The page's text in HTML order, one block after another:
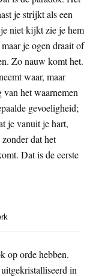
je strijkt als een
niet kijkt zie je hem
je ogen draait of
Zo nauw komt het.
waar, maar
van het waarnemen
gevoeligheid;
je vanuit je hart,
dat het
Dat is de eerste
op orde hebben.
in